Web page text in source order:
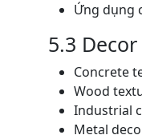
Ứng dụng
5.3
Concrete
Wood
Industrial
Metal